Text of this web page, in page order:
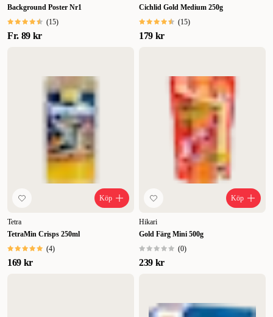
Background Poster Nr1
(15)
Fr. 89 kr
Cichlid Gold Medium 250g
(15)
179 kr
Köp
Tetra
TetraMin Crisps 250ml
(4)
169 kr
Köp
Hikari
Gold Färg Mini 500g
(0)
239 kr